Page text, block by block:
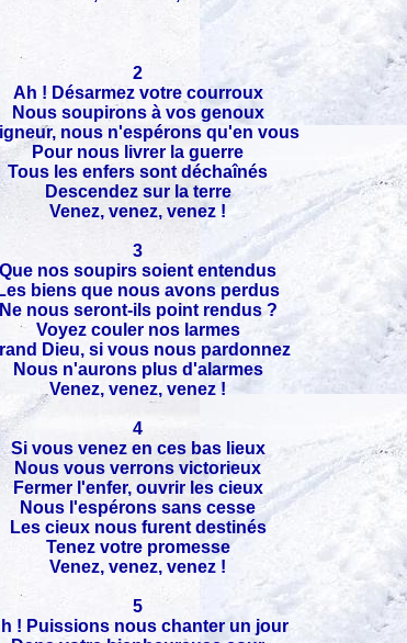
2
Ah ! Désarmez votre courroux
Nous soupirons à vos genoux
nous n'espérons qu'en vous
Pour nous livrer la guerre
Tous les enfers sont déchaînés
Descendez sur la terre
Venez, venez, venez !
3
Que nos soupirs soient entendus
biens que nous avons perdus
nous seront-ils point rendus ?
Voyez couler nos larmes
Dieu, si vous nous pardonnez
Nous n'aurons plus d'alarmes
Venez, venez, venez !
4
Si vous venez en ces bas lieux
Nous vous verrons victorieux
Fermer l'enfer, ouvrir les cieux
Nous l'espérons sans cesse
Les cieux nous furent destinés
Tenez votre promesse
Venez, venez, venez !
5
! Puissions nous chanter un jour